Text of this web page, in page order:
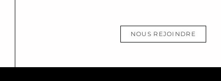
NOUS REJOINDRE